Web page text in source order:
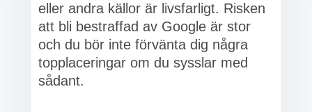
eller andra källor är livsfarligt. Risken
att bli bestraffad av Google är stor
och du bör inte förvänta dig några
topplaceringar om du sysslar med
sådant.